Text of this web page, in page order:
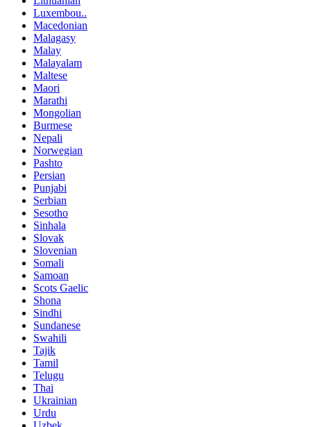
Luxembou..
Macedonian
Malagasy
Malay
Malayalam
Maltese
Maori
Marathi
Mongolian
Burmese
Nepali
Norwegian
Pashto
Persian
Punjabi
Serbian
Sesotho
Sinhala
Slovak
Slovenian
Somali
Samoan
Scots Gaelic
Shona
Sindhi
Sundanese
Swahili
Tajik
Tamil
Telugu
Thai
Ukrainian
Urdu